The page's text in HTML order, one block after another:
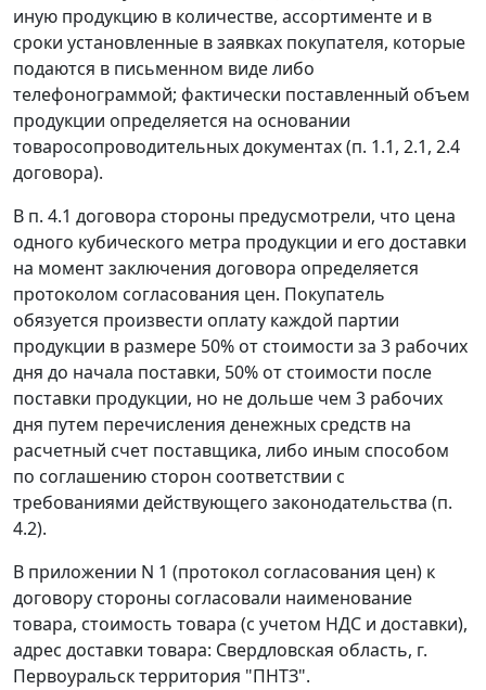
иную продукцию в количестве, ассортименте и в
сроки установленные в заявках покупателя, которые
подаются в письменном виде либо
телефонограммой; фактически поставленный объем
продукции определяется на основании
товаросопроводительных документах (п. 1.1, 2.1, 2.4
договора).
В п. 4.1 договора стороны предусмотрели, что цена
одного кубического метра продукции и его доставки
на момент заключения договора определяется
протоколом согласования цен. Покупатель
обязуется произвести оплату каждой партии
продукции в размере 50% от стоимости за 3 рабочих
дня до начала поставки, 50% от стоимости после
поставки продукции, но не дольше чем 3 рабочих
дня путем перечисления денежных средств на
расчетный счет поставщика, либо иным способом
по соглашению сторон соответствии с
требованиями действующего законодательства (п.
4.2).
В приложении N 1 (протокол согласования цен) к
договору стороны согласовали наименование
товара, стоимость товара (с учетом НДС и доставки),
адрес доставки товара: Свердловская область, г.
Первоуральск территория "ПНТЗ".